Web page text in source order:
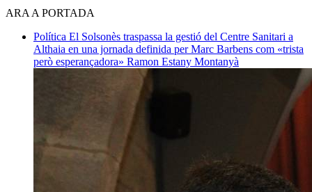
ARA A PORTADA
Política El Solsonès traspassa la gestió del Centre Sanitari a
Althaia en una jornada definida per Marc Barbens com «trista
però esperançadora» Ramon Estany Montanyà